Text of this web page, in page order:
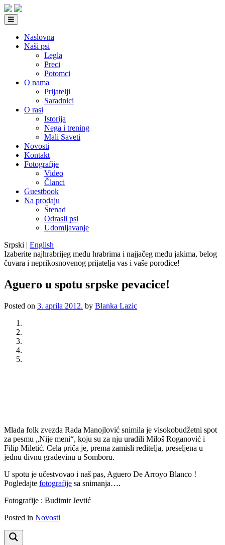
Naslovna
Naši psi
Legla
Preci
Potomci
O nama
Prijatelji
Saradnici
O rasi
Istorija
Nega i trening
Mali Saveti
Novosti
Kontakt
Fotografije
Video
Članci
Guestbook
Na prodaju
Štenad
Odrasli psi
Udomljavanje
Srpski | English
Izaberite najhrabrijeg među hrabrima i najjačeg među jakima, belog
čuvara i neprikosnovenog prijatelja vas i vaše porodice!
Aguero u spotu srpske pevacice!
Posted on 3. aprila 2012. by Blanka Lazic
Mlada folk zvezda Rada Manojlović snimila je visokobudžetni spot
za pesmu „Nije meni“, koju su za nju uradili Miloš Roganović i
Filip Miletić. Cela priča je, prema zamisli reditelja, preseljena u
jednu divnu građevinu u Somboru.
U spotu je učestvovao i naš pas, Aguero De Arroyo Blanco !
Pogledajte fotografije sa snimanja….
Fotografije : Budimir Jevtić
Posted in Novosti